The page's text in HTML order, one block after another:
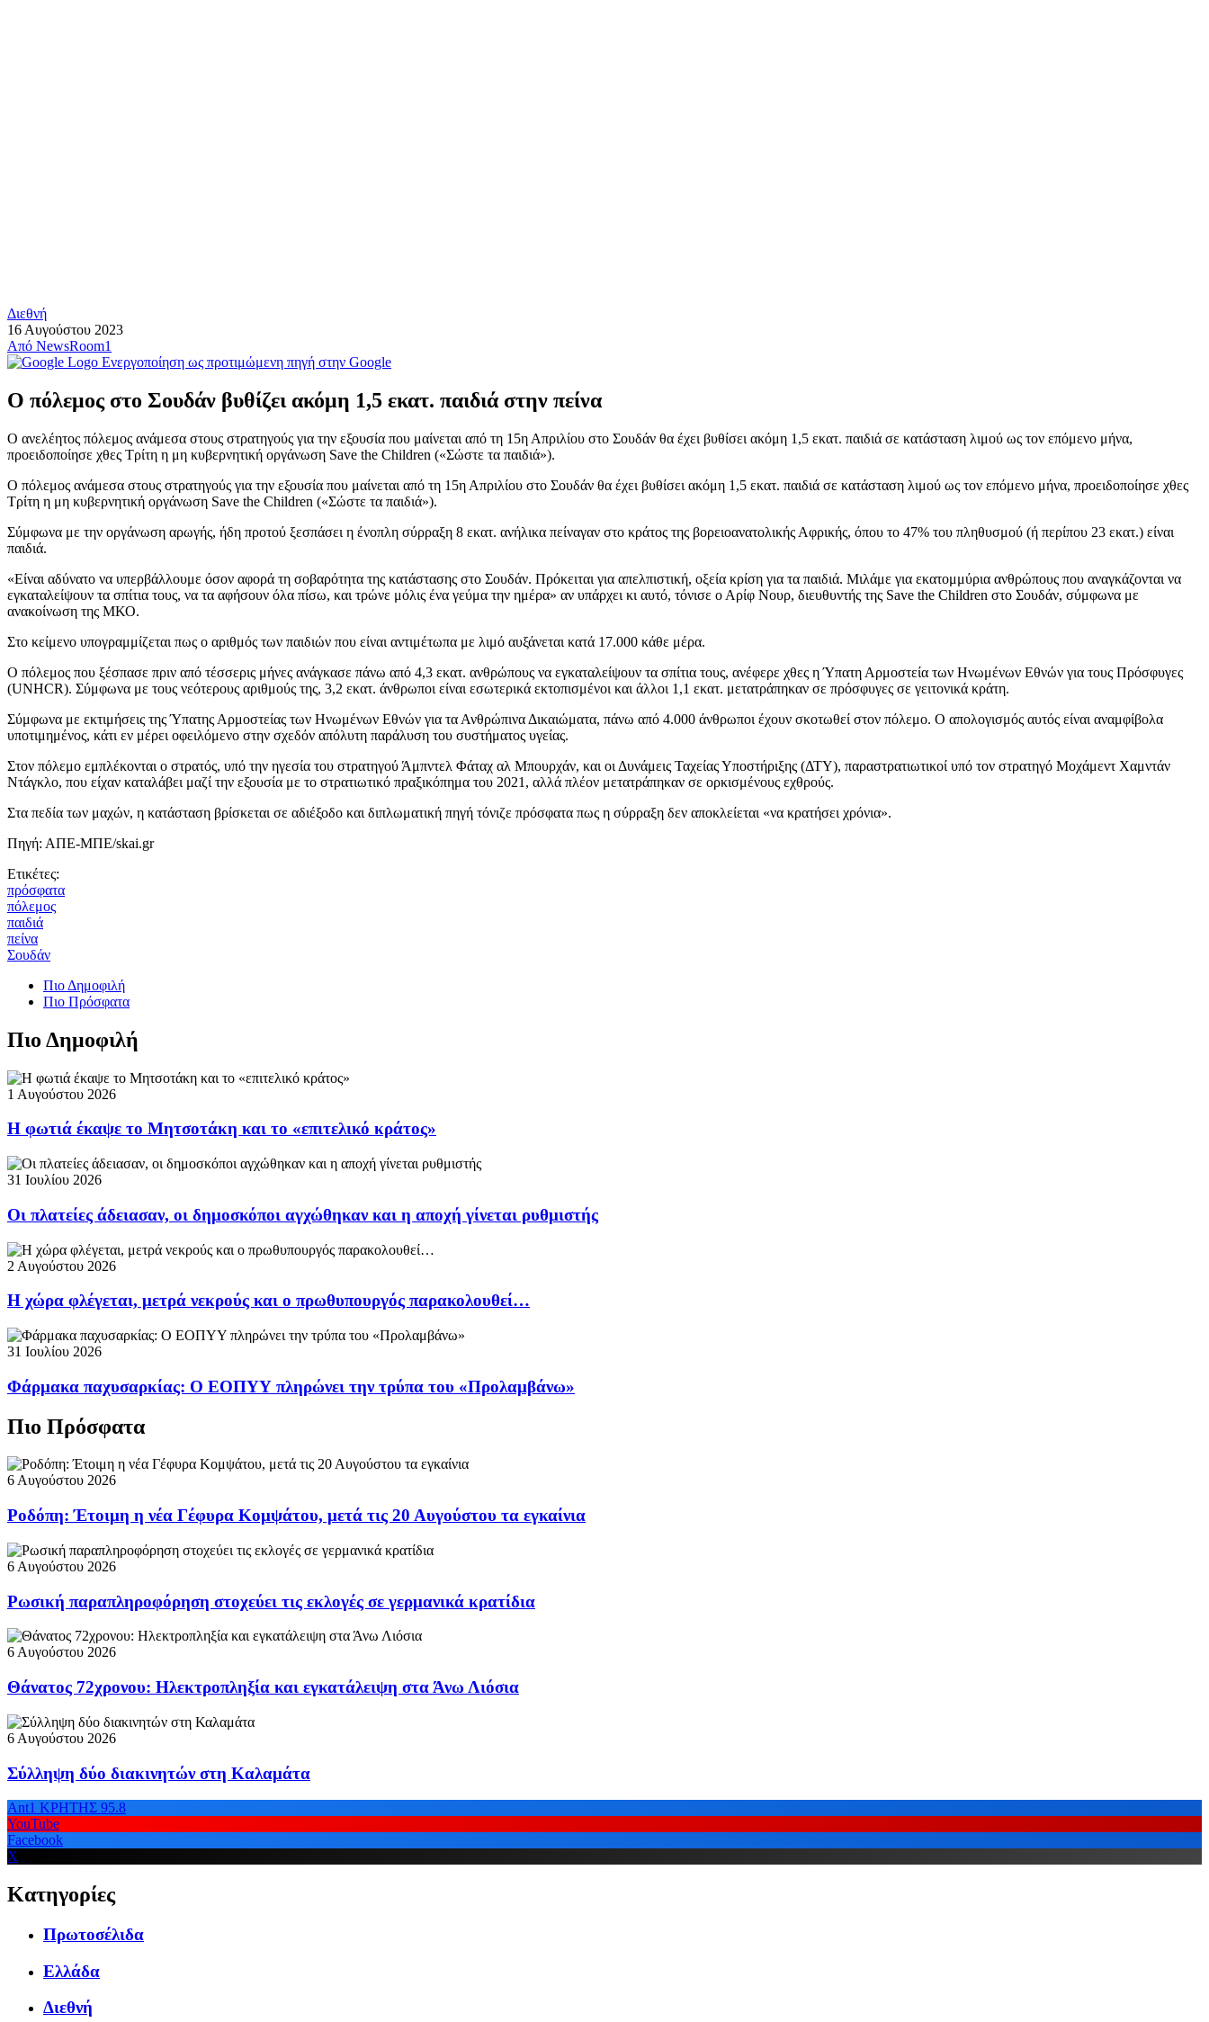
Διεθνή
16 Αυγούστου 2023
Από NewsRoom1
Ενεργοποίηση ως προτιμώμενη πηγή στην Google
Ο πόλεμος στο Σουδάν βυθίζει ακόμη 1,5 εκατ. παιδιά στην πείνα
Ο ανελέητος πόλεμος ανάμεσα στους στρατηγούς για την εξουσία που μαίνεται από τη 15η Απριλίου στο Σουδάν θα έχει βυθίσει ακόμη 1,5 εκατ. παιδιά σε κατάσταση λιμού ως τον επόμενο μήνα,
προειδοποίησε χθες Τρίτη η μη κυβερνητική οργάνωση Save the Children («Σώστε τα παιδιά»).
Ο πόλεμος ανάμεσα στους στρατηγούς για την εξουσία που μαίνεται από τη 15η Απριλίου στο Σουδάν θα έχει βυθίσει ακόμη 1,5 εκατ. παιδιά σε κατάσταση λιμού ως τον επόμενο μήνα, προειδοποίησε χθες
Τρίτη η μη κυβερνητική οργάνωση Save the Children («Σώστε τα παιδιά»).
Σύμφωνα με την οργάνωση αρωγής, ήδη προτού ξεσπάσει η ένοπλη σύρραξη 8 εκατ. ανήλικα πείναγαν στο κράτος της βορειοανατολικής Αφρικής, όπου το 47% του πληθυσμού (ή περίπου 23 εκατ.) είναι
παιδιά.
«Είναι αδύνατο να υπερβάλλουμε όσον αφορά τη σοβαρότητα της κατάστασης στο Σουδάν. Πρόκειται για απελπιστική, οξεία κρίση για τα παιδιά. Μιλάμε για εκατομμύρια ανθρώπους που αναγκάζονται να
εγκαταλείψουν τα σπίτια τους, να τα αφήσουν όλα πίσω, και τρώνε μόλις ένα γεύμα την ημέρα» αν υπάρχει κι αυτό, τόνισε ο Αρίφ Νουρ, διευθυντής της Save the Children στο Σουδάν, σύμφωνα με
ανακοίνωση της ΜΚΟ.
Στο κείμενο υπογραμμίζεται πως ο αριθμός των παιδιών που είναι αντιμέτωπα με λιμό αυξάνεται κατά 17.000 κάθε μέρα.
Ο πόλεμος που ξέσπασε πριν από τέσσερις μήνες ανάγκασε πάνω από 4,3 εκατ. ανθρώπους να εγκαταλείψουν τα σπίτια τους, ανέφερε χθες η Ύπατη Αρμοστεία των Ηνωμένων Εθνών για τους Πρόσφυγες
(UNHCR). Σύμφωνα με τους νεότερους αριθμούς της, 3,2 εκατ. άνθρωποι είναι εσωτερικά εκτοπισμένοι και άλλοι 1,1 εκατ. μετατράπηκαν σε πρόσφυγες σε γειτονικά κράτη.
Σύμφωνα με εκτιμήσεις της Ύπατης Αρμοστείας των Ηνωμένων Εθνών για τα Ανθρώπινα Δικαιώματα, πάνω από 4.000 άνθρωποι έχουν σκοτωθεί στον πόλεμο. Ο απολογισμός αυτός είναι αναμφίβολα
υποτιμημένος, κάτι εν μέρει οφειλόμενο στην σχεδόν απόλυτη παράλυση του συστήματος υγείας.
Στον πόλεμο εμπλέκονται ο στρατός, υπό την ηγεσία του στρατηγού Άμπντελ Φάταχ αλ Μπουρχάν, και οι Δυνάμεις Ταχείας Υποστήριξης (ΔΤΥ), παραστρατιωτικοί υπό τον στρατηγό Μοχάμεντ Χαμντάν
Ντάγκλο, που είχαν καταλάβει μαζί την εξουσία με το στρατιωτικό πραξικόπημα του 2021, αλλά πλέον μετατράπηκαν σε ορκισμένους εχθρούς.
Στα πεδία των μαχών, η κατάσταση βρίσκεται σε αδιέξοδο και διπλωματική πηγή τόνιζε πρόσφατα πως η σύρραξη δεν αποκλείεται «να κρατήσει χρόνια».
Πηγή: ΑΠΕ-ΜΠΕ/skai.gr
Ετικέτες:
πρόσφατα
πόλεμος
παιδιά
πείνα
Σουδάν
Πιο Δημοφιλή
Πιο Πρόσφατα
Πιο Δημοφιλή
1 Αυγούστου 2026
Η φωτιά έκαψε το Μητσοτάκη και το «επιτελικό κράτος»
31 Ιουλίου 2026
Οι πλατείες άδειασαν, οι δημοσκόποι αγχώθηκαν και η αποχή γίνεται ρυθμιστής
2 Αυγούστου 2026
Η χώρα φλέγεται, μετρά νεκρούς και ο πρωθυπουργός παρακολουθεί…
31 Ιουλίου 2026
Φάρμακα παχυσαρκίας: Ο ΕΟΠΥΥ πληρώνει την τρύπα του «Προλαμβάνω»
Πιο Πρόσφατα
6 Αυγούστου 2026
Ροδόπη: Έτοιμη η νέα Γέφυρα Κομψάτου, μετά τις 20 Αυγούστου τα εγκαίνια
6 Αυγούστου 2026
Ρωσική παραπληροφόρηση στοχεύει τις εκλογές σε γερμανικά κρατίδια
6 Αυγούστου 2026
Θάνατος 72χρονου: Ηλεκτροπληξία και εγκατάλειψη στα Άνω Λιόσια
6 Αυγούστου 2026
Σύλληψη δύο διακινητών στη Καλαμάτα
Ant1 ΚΡΗΤΗΣ 95.8
YouTube
Facebook
X
Κατηγορίες
Πρωτοσέλιδα
Ελλάδα
Διεθνή